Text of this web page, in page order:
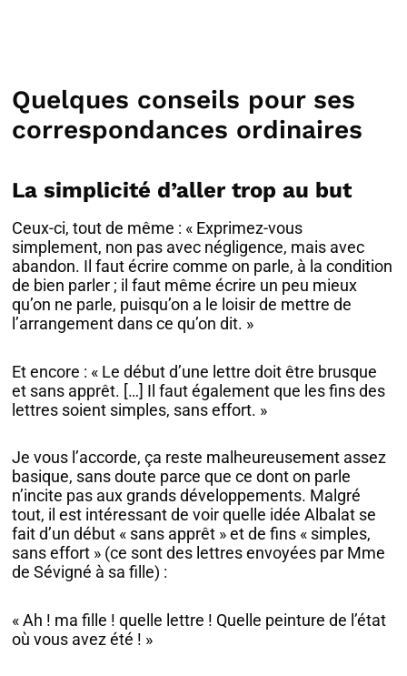
Quelques conseils pour ses
correspondances ordinaires
La simplicité d’aller trop au but
Ceux-ci, tout de même : « Exprimez-vous
simplement, non pas avec négligence, mais avec
abandon. Il faut écrire comme on parle, à la condition
de bien parler ; il faut même écrire un peu mieux
qu’on ne parle, puisqu’on a le loisir de mettre de
l’arrangement dans ce qu’on dit. »
Et encore : « Le début d’une lettre doit être brusque
et sans apprêt. […] Il faut également que les fins des
lettres soient simples, sans effort. »
Je vous l’accorde, ça reste malheureusement assez
basique, sans doute parce que ce dont on parle
n’incite pas aux grands développements. Malgré
tout, il est intéressant de voir quelle idée Albalat se
fait d’un début « sans apprêt » et de fins « simples,
sans effort » (ce sont des lettres envoyées par Mme
de Sévigné à sa fille) :
« Ah ! ma fille ! quelle lettre ! Quelle peinture de l’état
où vous avez été ! »